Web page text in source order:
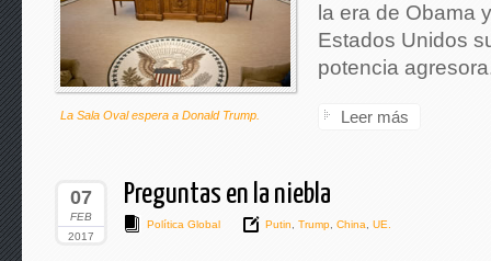
La Sala Oval espera a Donald Trump.
la era de Obama
Estados Unidos
potencia
Leer más
07
FEB
2017
Preguntas en la niebla
Política Global Putin Trump China UE.